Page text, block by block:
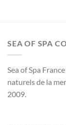
SEA OF SPA
Sea of Spa
naturels de la
2009.